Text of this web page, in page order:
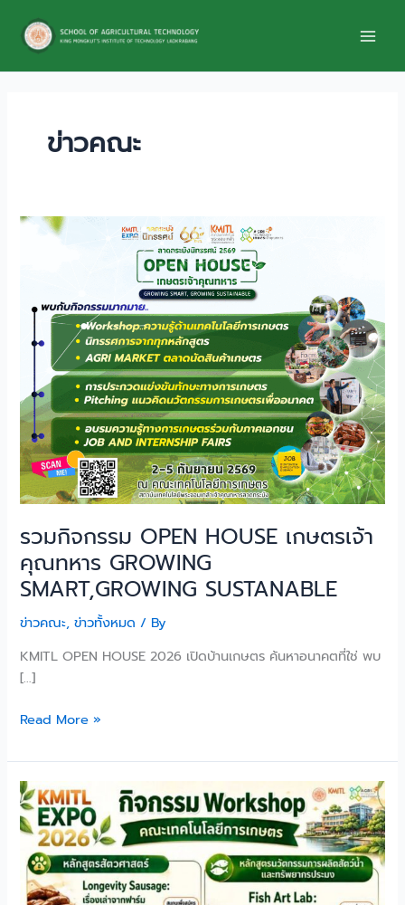
content
ข่าวคณะ
รวมกิจกรรม OPEN HOUSE เกษตรเจ้า
คุณทหาร GROWING
SMART,GROWING SUSTANABLE
ข่าวคณะ,ข่าวทั้งหมด / By
KMITL OPEN HOUSE 2026 เปิดบ้านเกษตร ค้นหาอนาคตที่ใช่ พบ
[…]
รวม
เกษตร
เจ้า
คุณ
ทหาร
GROWING
SMART,GROWING
SUSTANABLE
Read More »
จัด
ให้
ตาม
คำขอ
Workshop
สุด